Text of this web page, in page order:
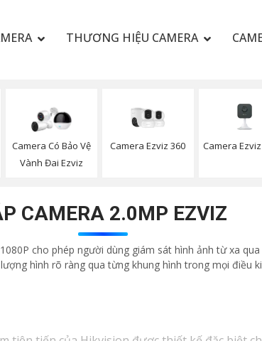
THƯƠNG HIỆU CAMERA
Camera Có Bảo Vệ
Vành Đai Ezviz
Camera Ezviz 360 Camera
CAMERA 2.0MP EZVIZ
cho phép người dùng giám sát hình ảnh từ xa
hình rõ ràng qua từng khung hình trong mọi điều